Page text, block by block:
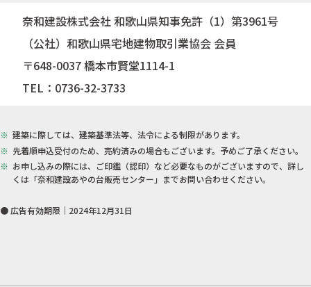
奈和建設株式会社 和歌山県知事免許（1）第3961号
（公社）和歌山県宅地建物取引業協会 会員
〒648-0037 橋本市賢堂1114-1
TEL：0736-32-3733
建築に際しては、建築基準法等、法令による制限があります。
先着順申込受付のため、売約済みの場合もございます。予めご了承ください。
お申し込みの際には、ご印鑑（認印）など必要なものがございますので、詳し
くは「奈和建設あやの台販売センター」までお問い合わせください。
● 広告有効期限｜2024年12月31日